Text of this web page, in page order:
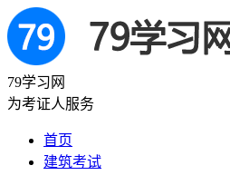
79学习网
为考证人服务
首页
建筑考试